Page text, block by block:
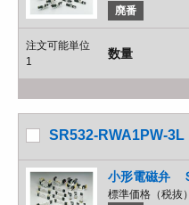
廃番
注文可能単位
1
数量
SR532-RWA1PW-3L
小形電磁弁
標準価格（税抜